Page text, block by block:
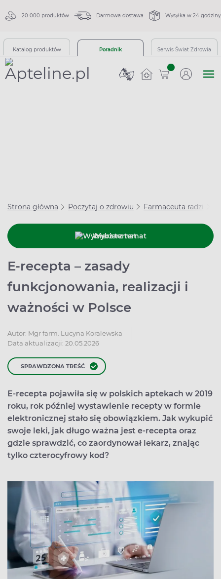
20 000 produktów Darmowa dostawa Wysyłka w 24 godziny
Katalog produktów Poradnik Serwis Świat Zdrowia
sztuk
Strona główna Poczytaj o zdrowiu Farmaceuta radzi
Wybierz temat
E-recepta – zasady
funkcjonowania, realizacji i
ważności w Polsce
Autor: Mgr farm. Lucyna Koralewska
Data aktualizacji: 20.05.2026
SPRAWDZONA TREŚĆ
E-recepta pojawiła się w polskich aptekach w 2019
roku, rok później wystawienie recepty w formie
elektronicznej stało się obowiązkiem. Jak wykupić
swoje leki, jak długo ważna jest e-recepta oraz
gdzie sprawdzić, co zaordynował lekarz, znając
tylko czterocyfrowy kod?